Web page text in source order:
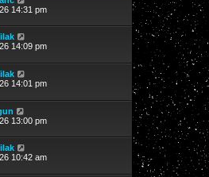
14:31 pm
14:09 pm
14:01 pm
13:00 pm
10:42 am